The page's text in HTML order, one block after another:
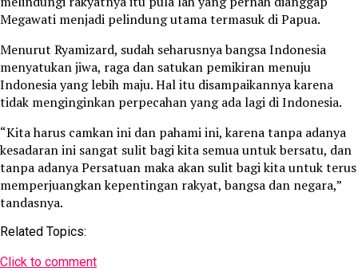
Megawati menjadi pelindung utama termasuk di Papua.
Menurut Ryamizard, sudah seharusnya bangsa Indonesia
menyatukan jiwa, raga dan satukan pemikiran menuju
Indonesia yang lebih maju. Hal itu disampaikannya karena
tidak menginginkan perpecahan yang ada lagi di Indonesia.
“Kita harus camkan ini dan pahami ini, karena tanpa adanya
kesadaran ini sangat sulit bagi kita semua untuk bersatu, dan
tanpa adanya Persatuan maka akan sulit bagi kita untuk terus
memperjuangkan kepentingan rakyat, bangsa dan negara,”
tandasnya.
Related Topics:
Click to comment